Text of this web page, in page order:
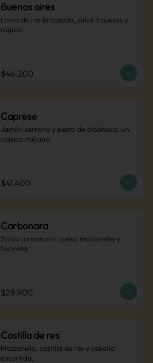
Buenos aires
Lomo de res braseado, salsa 3 quesos y
rúgula.
$46.200
Caprese
Jamón serrano y pesto de albahaca, un
clásico italiano.
$41.400
Carbonara
Salsa carbonara, queso mozzarella y
tocineta
$28.900
Costilla de res
Mozzarella, costilla de res y cebolla
encurtida.